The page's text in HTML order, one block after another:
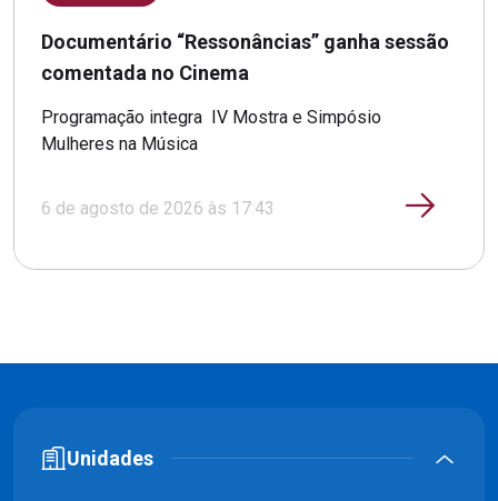
Documentário “Ressonâncias” ganha sessão
comentada no Cinema
Programação integra IV Mostra e Simpósio
Mulheres na Música
6 de agosto de 2026 às 17:43
Unidades